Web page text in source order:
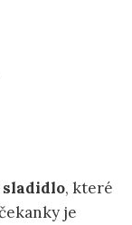
, které
je